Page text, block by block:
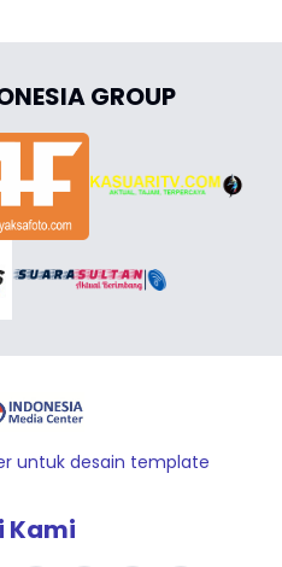
GROUP
untuk desain template
Kami